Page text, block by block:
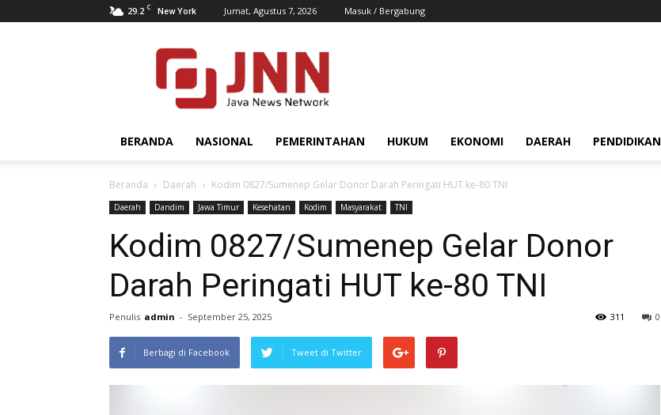
29.2 C New York Jumat, Agustus 7, 2026 Masuk / Bergabung
JNN.co.id
BERANDA NASIONAL PEMERINTAHAN HUKUM EKONOMI DAERAH PENDIDIKAN
Beranda Daerah Kodim 0827/Sumenep Gelar Donor Darah Peringati HUT ke-80 TNI
Daerah Dandim Jawa Timur Kesehatan Kodim Masyarakat TNI
Kodim 0827/Sumenep Gelar Donor
Darah Peringati HUT ke-80 TNI
Penulis admin - September 25, 2025 0
311
Berbagi di Facebook Tweet di Twitter